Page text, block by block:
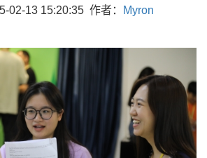
02-13 15:20:35 作者： Myron